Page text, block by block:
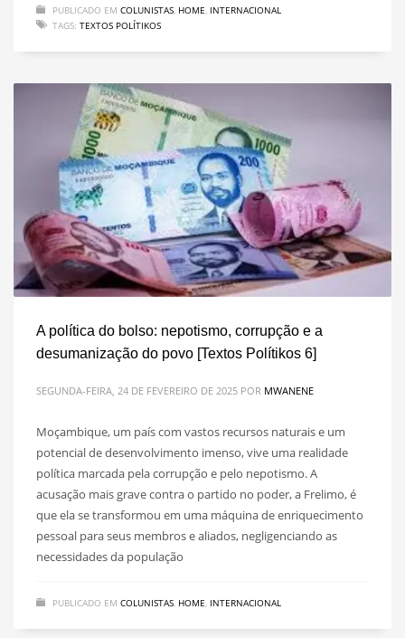
PUBLICADO EM COLUNISTAS, HOME, INTERNACIONAL
TAGS: TEXTOS POLÍTIKOS
A política do bolso: nepotismo, corrupção e a
desumanização do povo [Textos Polítikos 6]
SEGUNDA-FEIRA, 24 DE FEVEREIRO DE 2025 POR MWANENE
Moçambique, um país com vastos recursos naturais e um
potencial de desenvolvimento imenso, vive uma realidade
política marcada pela corrupção e pelo nepotismo. A
acusação mais grave contra o partido no poder, a Frelimo, é
que ela se transformou em uma máquina de enriquecimento
pessoal para seus membros e aliados, negligenciando as
necessidades da população
PUBLICADO EM COLUNISTAS, HOME, INTERNACIONAL